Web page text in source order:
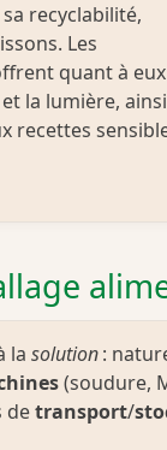
recyclabilité,
Les
quant à eux
la lumière, ainsi
recettes
la solution:
(soudure,
detransport/